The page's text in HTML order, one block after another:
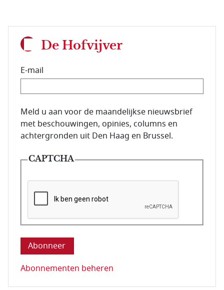
De Hofvijver
E-mail
E-mailadres van de abonnee.
Meld u aan voor de maandelijkse nieuwsbrief
met beschouwingen, opinies, columns en
achtergronden uit Den Haag en Brussel.
CAPTCHA
Deze vraag is om te controleren dat u een mens
Abonnementen beheren